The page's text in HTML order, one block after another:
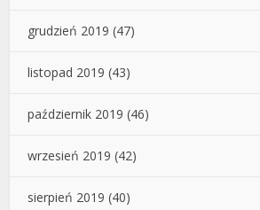
grudzień 2019 (47)
listopad 2019 (43)
październik 2019 (46)
wrzesień 2019 (42)
sierpień 2019 (40)